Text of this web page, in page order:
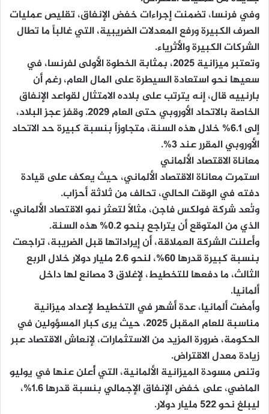
وفي فرنسا، تضمنت إجراءات خفض الإنفاق، تقليص عمليات
الصرف الكبيرة ورفع المعدلات الضريبية، التي غالباً ما تطال
الشركات الكبيرة والأثرياء.
وتعتبر ميزانية 2025، بمثابة الخطوة الأولى لفرنسا، في
سعيها نحو استعادة السيطرة على المال العام، رغم أن
بارنييه قال، إنه يترتب على بلاده الامتثال لقواعد الإنفاق
الخاصة بالاتحاد الأوروبي حتى العام 2029. وقفز عجز البلاد،
إلى 6.1% خلال هذه السنة، متجاوزاً بنسبة كبيرة حد الاتحاد
الأوروبي المقرر عند 3%.
معاناة الاقتصاد الألماني
استمرت معاناة الاقتصاد الألماني، حيث يعكف على قيادة
دفته في الوقت الحالي، تحالف من ثلاثة أحزاب.
وتُعد شركة فولكس فاجن، مثالاً لتعثر نمو الاقتصاد الألماني،
الذي من المتوقع أن يتراجع بنحو 0.2% هذه السنة.
وأعلنت الشركة العملاقة، أن إيراداتها قبل الضريبة، تراجعت
بنسبة كبيرة قدرها 60%، لنحو 2.6 مليار دولار خلال الربع
الثالث، ما دفعها للتخطيط، لإغلاق 3 مصانع لها داخل
ألمانيا.
وأمضت ألمانيا، عدة أشهر في التخطيط لإعداد ميزانية
مناسبة للعام المقبل 2025، حيث يرى كبار المسؤولين في
الحكومة، ضرورة المزيد من الاستثمارات، لإنعاش الاقتصاد عبر
زيادة معدل الاقتراض.
وتنص مسودة الميزانية الألمانية، التي أُعلن عنها في يوليو
الماضي، على خفض الإنفاق الإجمالي بنسبة قدرها 1.6%،
ليبلغ نحو 522 مليار دولار.